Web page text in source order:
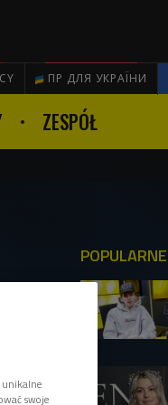
ПР ДЛЯ УКРАЇНИ
ZESPÓŁ
POPULARNE
swoje